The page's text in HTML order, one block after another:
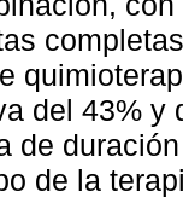
del 43% y
de
de la